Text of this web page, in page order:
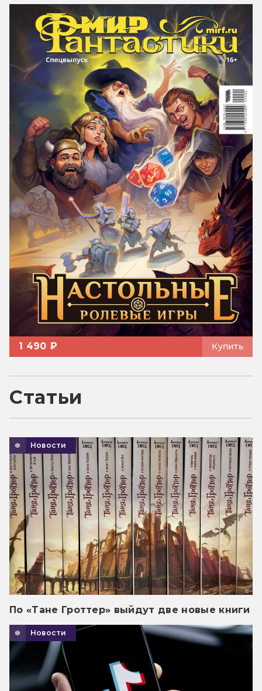
1 490 ₽ Купить
Статьи
Новости
По «Тане Гроттер» выйдут две новые книги
Новости